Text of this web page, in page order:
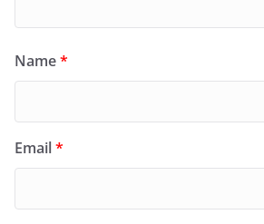
Name*
Email*